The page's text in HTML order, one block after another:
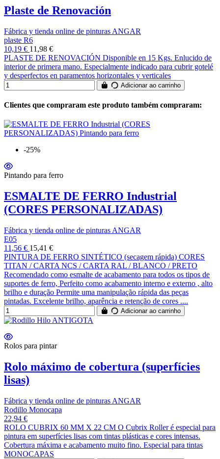
Plaste de Renovación
Fábrica y tienda online de pinturas ANGAR
plaste R6
10,19 € 11,98 €
PLASTE DE RENOVACIÓN Disponible en 15 Kgs. Enlucido de
interior de primera mano. Especialmente indicado para cubrir gotelé
y desperfectos en paramentos horizontales y verticales
Adicionar ao carrinho
Clientes que compraram este produto também compraram:
-25%
Pintando para ferro
ESMALTE DE FERRO Industrial
(CORES PERSONALIZADAS)
Fábrica y tienda online de pinturas ANGAR
E05
11,56 € 15,41 €
PINTURA DE FERRO SINTÉTICO (secagem rápida) CORES
TITAN / CARTA NCS / CARTA RAL / BLANCO / PRETO
Recomendado como esmalte de acabamento para todos os tipos de
suportes de ferro, Perfeito como acabamento interno e externo , alto
brilho e duração Permite uma manipulação rápida das peças
pintadas. Excelente brilho, aparência e retenção de cores ....
Adicionar ao carrinho
Rolos para pintar
Rolo máximo de cobertura (superfícies
lisas)
Fábrica y tienda online de pinturas ANGAR
Rodillo Monocapa
22,94 €
ROLO CUBRIX 60 MM X 22 CM O Cubrix Roller é especial para
pintura em superfícies lisas com tintas plásticas e cores intensas.
Cobertura máxima e acabamento muito fino. Especial para tintas
MONOCAPAS